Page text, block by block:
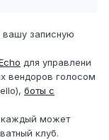
вашу записную
для управлени
вендоров голосом
боты с
каждый может
клуб.